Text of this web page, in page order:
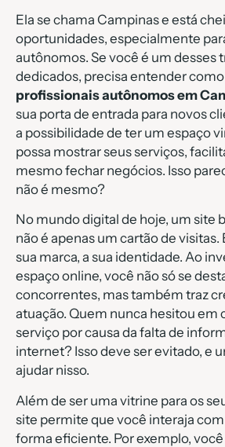
Ela se chama Campinas e está
oportunidades, especialmente
autônomos. Se você é um desses
dedicados, precisa entender
profissionais autônomos em
sua porta de entrada para novos
a possibilidade de ter um espaço
possa mostrar seus serviços,
mesmo fechar negócios. Isso
não é mesmo?
No mundo digital de hoje, um site
não é apenas um cartão de visitas.
sua marca, a sua identidade. Ao
espaço online, você não só se
concorrentes, mas também traz
atuação. Quem nunca hesitou em
serviço por causa da falta de
internet? Isso deve ser evitado, e
ajudar nisso.
Além de ser uma vitrine para os
site permite que você interaja
forma eficiente. Por exemplo,